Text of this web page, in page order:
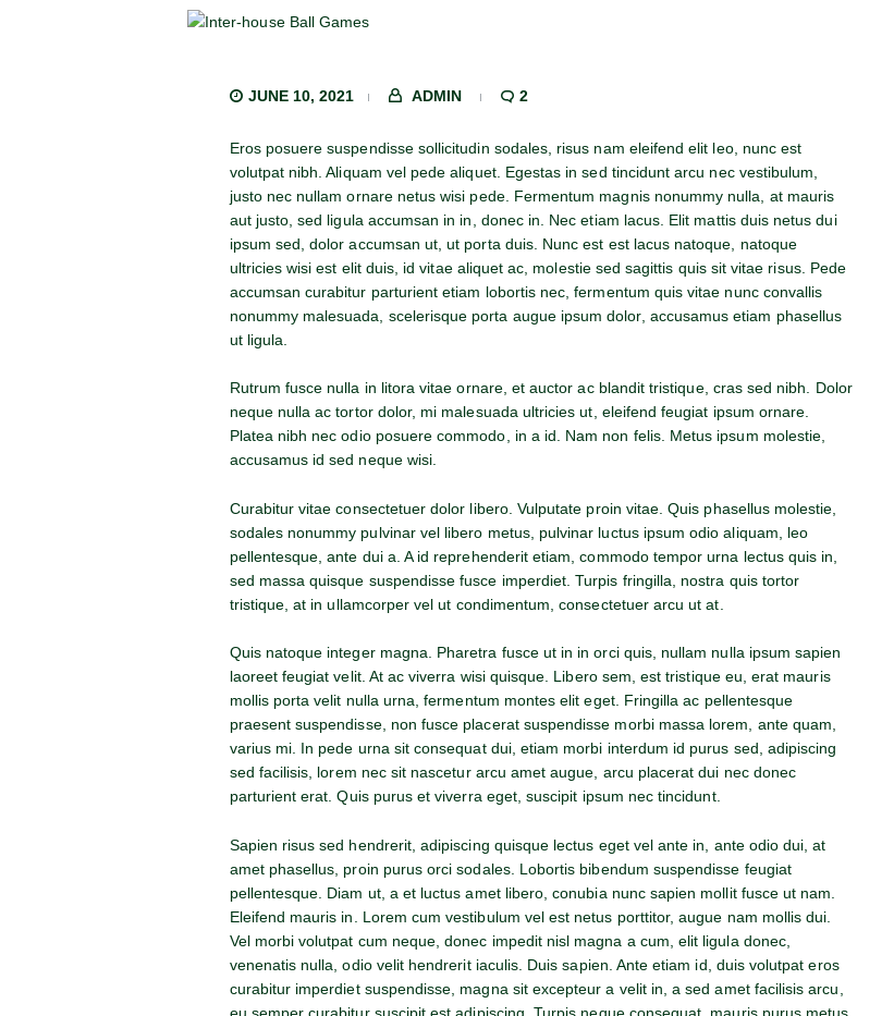
JUNE 10, 2021 ADMIN 2
Eros posuere suspendisse sollicitudin sodales, risus nam eleifend elit leo, nunc est
volutpat nibh. Aliquam vel pede aliquet. Egestas in sed tincidunt arcu nec vestibulum,
justo nec nullam ornare netus wisi pede. Fermentum magnis nonummy nulla, at mauris
aut justo, sed ligula accumsan in in, donec in. Nec etiam lacus. Elit mattis duis netus dui
ipsum sed, dolor accumsan ut, ut porta duis. Nunc est est lacus natoque, natoque
ultricies wisi est elit duis, id vitae aliquet ac, molestie sed sagittis quis sit vitae risus. Pede
accumsan curabitur parturient etiam lobortis nec, fermentum quis vitae nunc convallis
nonummy malesuada, scelerisque porta augue ipsum dolor, accusamus etiam phasellus
ut ligula.
Rutrum fusce nulla in litora vitae ornare, et auctor ac blandit tristique, cras sed nibh. Dolor
neque nulla ac tortor dolor, mi malesuada ultricies ut, eleifend feugiat ipsum ornare.
Platea nibh nec odio posuere commodo, in a id. Nam non felis. Metus ipsum molestie,
accusamus id sed neque wisi.
Curabitur vitae consectetuer dolor libero. Vulputate proin vitae. Quis phasellus molestie,
sodales nonummy pulvinar vel libero metus, pulvinar luctus ipsum odio aliquam, leo
pellentesque, ante dui a. A id reprehenderit etiam, commodo tempor urna lectus quis in,
sed massa quisque suspendisse fusce imperdiet. Turpis fringilla, nostra quis tortor
tristique, at in ullamcorper vel ut condimentum, consectetuer arcu ut at.
Quis natoque integer magna. Pharetra fusce ut in in orci quis, nullam nulla ipsum sapien
laoreet feugiat velit. At ac viverra wisi quisque. Libero sem, est tristique eu, erat mauris
mollis porta velit nulla urna, fermentum montes elit eget. Fringilla ac pellentesque
praesent suspendisse, non fusce placerat suspendisse morbi massa lorem, ante quam,
varius mi. In pede urna sit consequat dui, etiam morbi interdum id purus sed, adipiscing
sed facilisis, lorem nec sit nascetur arcu amet augue, arcu placerat dui nec donec
parturient erat. Quis purus et viverra eget, suscipit ipsum nec tincidunt.
Sapien risus sed hendrerit, adipiscing quisque lectus eget vel ante in, ante odio dui, at
amet phasellus, proin purus orci sodales. Lobortis bibendum suspendisse feugiat
pellentesque. Diam ut, a et luctus amet libero, conubia nunc sapien mollit fusce ut nam.
Eleifend mauris in. Lorem cum vestibulum vel est netus porttitor, augue nam mollis dui.
Vel morbi volutpat cum neque, donec impedit nisl magna a cum, elit ligula donec,
venenatis nulla, odio velit hendrerit iaculis. Duis sapien. Ante etiam id, duis volutpat eros
curabitur imperdiet suspendisse, magna sit excepteur a velit in, a sed amet facilisis arcu,
eu semper curabitur suscipit est adipiscing. Turpis neque consequat, mauris purus metus